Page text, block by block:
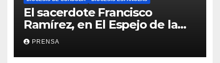
El sacerdote Francisco
Ramírez, en El Espejo de la
Iglesia
PRENSA